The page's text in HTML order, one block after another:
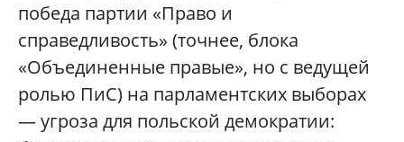
победа партии «Право и
справедливость» (точнее, блока
«Объединенные правые», но с ведущей
ролью ПиС) на парламентских выборах
— угроза для польской демократии: